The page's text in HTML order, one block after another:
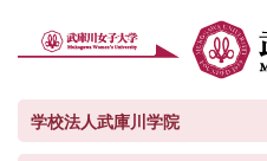
学校法人武庫川学院